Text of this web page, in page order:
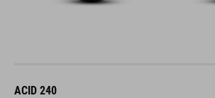
ACID 240